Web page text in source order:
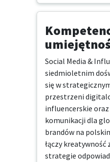
Social Media &
siedmioletnim
się w
przestrzeni
influencerskie
komunikacji dla
brandów na
łączy
strategie